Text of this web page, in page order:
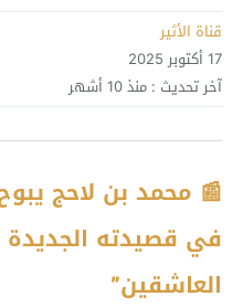
قناة الأثير
17 أكتوبر 2025
آخر تحديث : منذ 10 أشهر
📰 محمد بن لاحج
في قصيدته الجديدة
العاشقين”